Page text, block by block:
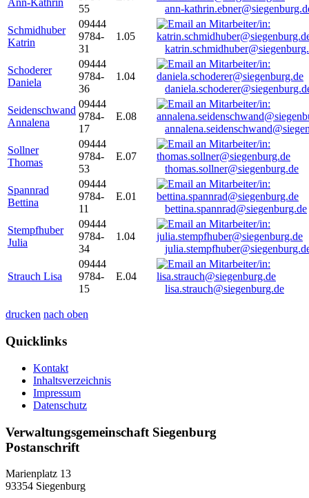
Ann-Kathrin
55
ann-
Schmidhuber
Katrin
09444
9784-
31
1.05
Schoderer
Daniela
09444
9784-
36
1.04
Seidenschwand
Annalena
09444
9784-
17
E.08
Sollner
Thomas
09444
9784-
53
E.07
thomas.sollner@siegenburg.de
Spannrad
Bettina
09444
9784-
11
E.01
bettina.spannrad@siegenburg.de
Stempfhuber
Julia
09444
9784-
34
1.04
Strauch Lisa
09444
9784-
15
E.04
lisa.strauch@siegenburg.de
drucken nach oben
Quicklinks
Kontakt
Inhaltsverzeichnis
Impressum
Datenschutz
Verwaltungsgemeinschaft Siegenburg
Postanschrift
Marienplatz 13
93354 Siegenburg